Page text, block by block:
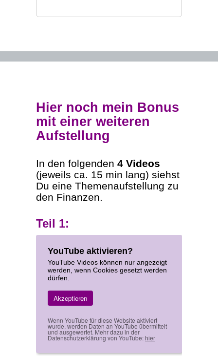
Hier noch mein Bonus
mit einer weiteren
Aufstellung
In den folgenden 4 Videos
(jeweils ca. 15 min lang) siehst
Du eine Themenaufstellung zu
den Finanzen.
Teil 1:
YouTube aktivieren?
YouTube Videos können nur angezeigt
werden, wenn Cookies gesetzt werden
dürfen.
Akzeptieren
Wenn YouTube für diese Website aktiviert
wurde, werden Daten an YouTube übermittelt
und ausgewertet. Mehr dazu in der
Datenschutzerklärung von YouTube: hier